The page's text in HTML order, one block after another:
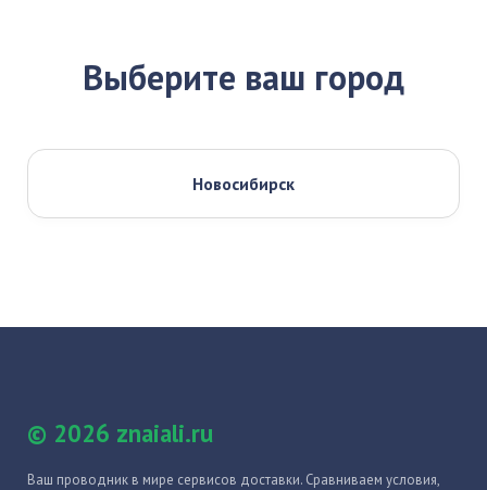
Выберите ваш город
Новосибирск
© 2026 znaiali.ru
Ваш проводник в мире сервисов доставки. Сравниваем условия,